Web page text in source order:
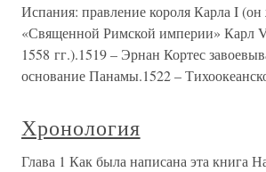
Испания: правление короля Карла I
«Священной Римской империи» Карл
1558 гг.).1519 – Эрнан Кортес
основание Панамы.1522 –
Хронология
Глава 1 Как была написана эта книга